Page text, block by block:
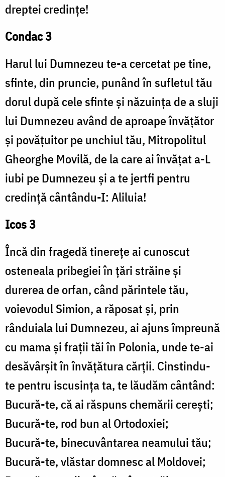
dreptei credințe!
Condac 3
Harul lui Dumnezeu te-a cercetat pe tine,
sfinte, din pruncie, punând în sufletul tău
dorul după cele sfinte și năzuința de a sluji
lui Dumnezeu având de aproape învățător
și povățuitor pe unchiul tău, Mitropolitul
Gheorghe Movilă, de la care ai învățat a-L
iubi pe Dumnezeu și a te jertfi pentru
credință cântându-I: Aliluia!
Icos 3
Încă din fragedă tinerețe ai cunoscut
osteneala pribegiei în țări străine și
durerea de orfan, când părintele tău,
voievodul Simion, a răposat și, prin
rânduiala lui Dumnezeu, ai ajuns împreună
cu mama și frații tăi în Polonia, unde te-ai
desăvârșit în învățătura cărții. Cinstindu-
te pentru iscusința ta, te lăudăm cântând:
Bucură-te, că ai răspuns chemării cerești;
Bucură-te, rod bun al Ortodoxiei;
Bucură-te, binecuvântarea neamului tău;
Bucură-te, vlăstar domnesc al Moldovei;